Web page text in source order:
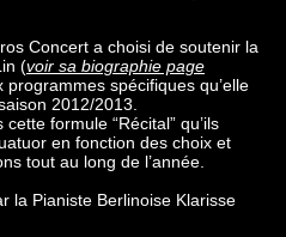
Concert a choisi de soutenir la
(voir sa biographie page
spécifiques qu’elle
2012/2013.
formule “Récital” qu’ils
en fonction des choix et
tout au long de l’année.
la Pianiste Berlinoise Klarisse